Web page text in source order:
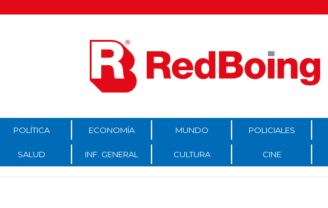
POLÍTICA ECONOMÍA MUNDO POLICIALES
SALUD INF. GENERAL CULTURA CINE